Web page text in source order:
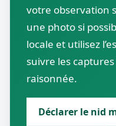
votre observation
une photo si
locale et utilisez
suivre les
raisonnée.
Déclarer le nid